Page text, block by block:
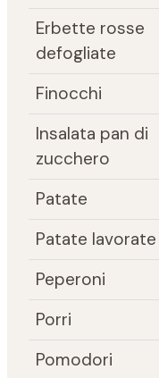
Erbette rosse
defogliate
Finocchi
Insalata pan di
zucchero
Patate
Patate lavorate
Peperoni
Porri
Pomodori